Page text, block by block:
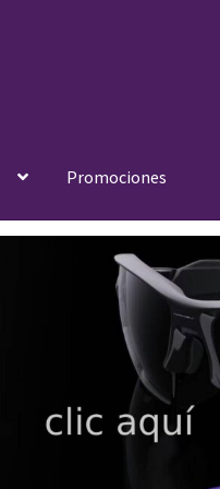
Promociones